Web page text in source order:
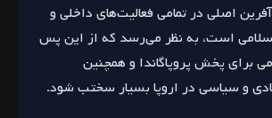
اصلی در تمامی فعالیت‌های داخلی و
است، به نظر می‌رسد که از این پس
برای پخش پروپاگاندا و همچنین
و سیاسی در اروپا بسیار سختب شود.